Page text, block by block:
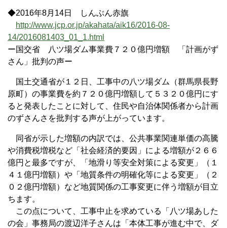
◆2016年8月14日 しんぶん赤旗
http://www.jcp.or.jp/akahata/aik16/2016-08-
14/2016081403_01_1.html
ー国交省 八ツ場ダム事業費７２０億円増額 「計画がず
さん」批判の声ー
国土交通省が１２日、工事中の八ツ場ダム（群馬県長野
原町）の事業費を約７２０億円増額して５３２０億円にす
ると発表したことに対して、住民や自治体関係者から計画
のずさんさを批判する声が上がっています。
同省が示した増額の内訳では、公共事業関連単価の高騰
や消費税増税など「社会経済的要因」による増額が２６６
億円と最多ですが、「地滑り等安全対策による変更」（１
４１億円増額）や「地質条件の明確化等による変更」（２
０２億円増額）など地質関係の工事変更に伴う増額が目立
ちます。
この点について、工事中止を求めている「八ツ場あした
の会」事務局の渡辺洋子さんは「本体工事が進む中で、ダ